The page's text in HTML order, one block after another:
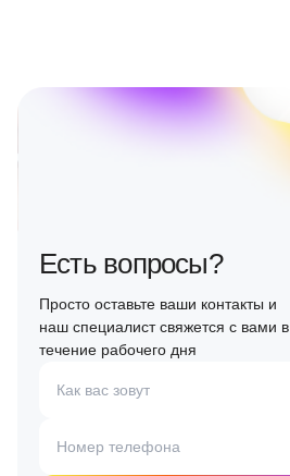
Есть вопросы?
Просто оставьте ваши контакты и
наш специалист свяжется с вами в
течение рабочего дня
Как вас зовут
Номер телефона